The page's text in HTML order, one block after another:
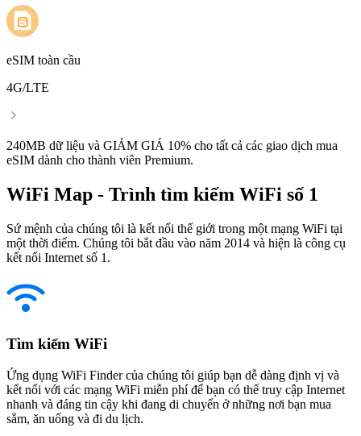
eSIM toàn cầu
4G/LTE
240MB dữ liệu và GIẢM GIÁ 10% cho tất cả các giao dịch mua
eSIM dành cho thành viên Premium.
WiFi Map - Trình tìm kiếm WiFi số 1
Sứ mệnh của chúng tôi là kết nối thế giới trong một mạng WiFi tại
một thời điểm. Chúng tôi bắt đầu vào năm 2014 và hiện là công cụ
kết nối Internet số 1.
Tìm kiếm WiFi
Ứng dụng WiFi Finder của chúng tôi giúp bạn dễ dàng định vị và
kết nối với các mạng WiFi miễn phí để bạn có thể truy cập Internet
nhanh và đáng tin cậy khi đang di chuyển ở những nơi bạn mua
sắm, ăn uống và đi du lịch.